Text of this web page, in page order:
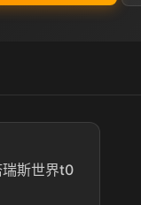
斯世界t0